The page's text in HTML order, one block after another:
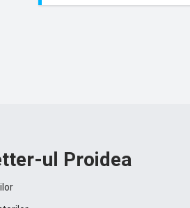
ul Proidea